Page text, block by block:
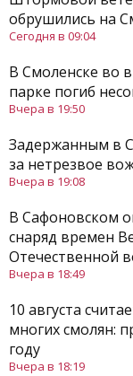
обрушились на
Сегодня в 09:04
В Смоленске во
парке погиб
Вчера в 19:50
Задержанным в
за нетрезвое
Вчера в 19:08
В Сафоновском
снаряд времен
Отечественной
Вчера в 18:49
10 августа
многих смолян:
году
Вчера в 18:19